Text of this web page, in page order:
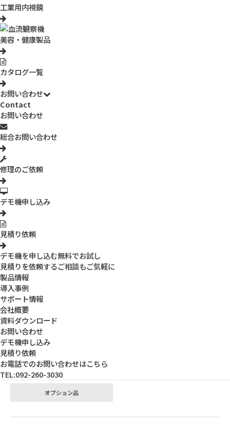
工業用内視鏡
美容・健康製品
カタログ一覧
お問い合わせ
Contact
お問い合わせ
総合お問い合わせ
修理のご依頼
デモ機申し込み
見積り依頼
デモ機を申し込む無料でお試し
見積りを依頼するご相談もご気軽に
製品情報
導入事例
サポート情報
会社概要
資料ダウンロード
お問い合わせ
デモ機申し込み
見積り依頼
お電話でのお問い合わせはこちら
TEL:092-260-3030
デジタルボアスコープ
細く長く伸びたカメラが特徴の「デジタルボアスコープ」。指や工
具が入らないような狭い場所や、凹凸のある立体物をピンポイント
型液晶モニタを搭載。映像をその場で確認でき、静止画・動画とし
料の作成などに活用できます。
カタログダウンロード可
PCに映す
3R-MSUSBST
顕微鏡スタンド
固定式の顕微鏡スタンドと異なり、伸びて、曲がって、届く、見た
い位置に自由に動かせるアーム式の顕微鏡スタンド。 対象物に応
じて位置や角度を調整できる3つの関節が、作業効率を高め、スム
ーズな観察を実現します。また、さまざまなサイズの対象物に対応
することができます。
オプション品